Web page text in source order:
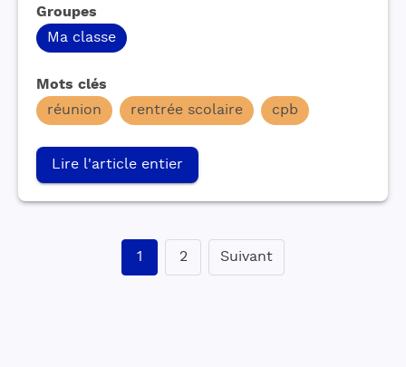
Groupes
Ma classe
Mots clés
réunion
rentrée scolaire cpb
Lire l'article entier
1 2 Suivant